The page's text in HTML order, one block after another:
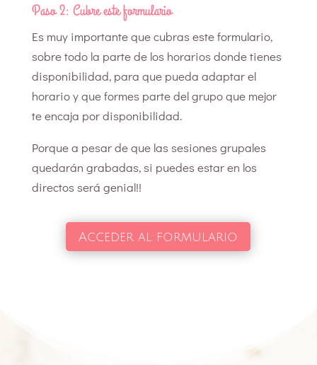
Paso 2: Cubre este formulario
Es muy importante que cubras este formulario,
sobre todo la parte de los horarios donde tienes
disponibilidad, para que pueda adaptar el
horario y que formes parte del grupo que mejor
te encaja por disponibilidad.
Porque a pesar de que las sesiones grupales
quedarán grabadas, si puedes estar en los
directos será genial!!
Acceder al formulario